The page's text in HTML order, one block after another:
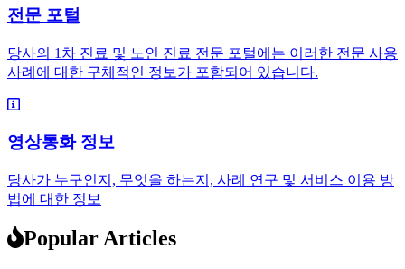
전문 포털
당사의 1차 진료 및 노인 진료 전문 포털에는 이러한 전문 사용
사례에 대한 구체적인 정보가 포함되어 있습니다.
영상통화 정보
당사가 누구인지, 무엇을 하는지, 사례 연구 및 서비스 이용 방
법에 대한 정보
Popular Articles